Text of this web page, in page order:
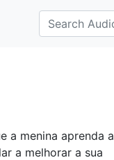
a menina aprenda a
a melhorar a sua